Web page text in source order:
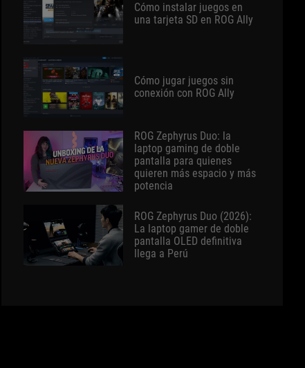
Cómo instalar juegos en
una tarjeta SD en ROG Ally
Cómo jugar juegos sin
conexión con ROG Ally
ROG Zephyrus Duo: la
laptop gaming de doble
pantalla para quienes
quieren más espacio y más
potencia
ROG Zephyrus Duo (2026):
La laptop gamer de doble
pantalla OLED definitiva
llega a Perú